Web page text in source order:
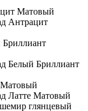
Антрацит
Белый Бриллиант
Латте Матовый